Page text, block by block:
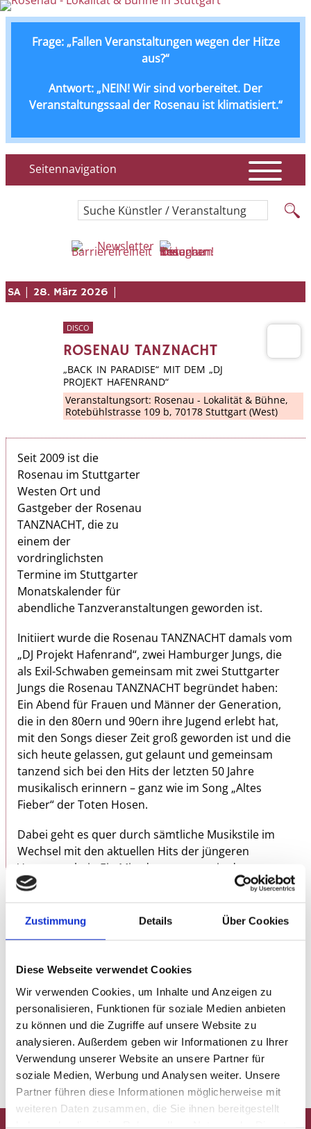
Zustimmung Details Über Cookies
Diese Webseite verwendet Cookies
Wir verwenden Cookies, um Inhalte und Anzeigen zu
personalisieren, Funktionen für soziale Medien anbieten
zu können und die Zugriffe auf unsere Website zu
analysieren. Außerdem geben wir Informationen zu Ihrer
Verwendung unserer Website an unsere Partner für
soziale Medien, Werbung und Analysen weiter. Unsere
Partner führen diese Informationen möglicherweise mit
weiteren Daten zusammen, die Sie ihnen bereitgestellt
Frage: „Fallen Veranstaltungen wegen der Hitze
aus?“
Antwort: „NEIN! Wir sind vorbereitet. Der
Veranstaltungssaal der Rosenau ist klimatisiert.“
Seitennavigation
Suche Künstler / Veranstaltung
Newsletter
SA | 28. März 2026 |
DISCO
ROSENAU TANZNACHT
„BACK IN PARADISE“ MIT DEM „DJ
PROJEKT HAFENRAND“
Veranstaltungsort: Rosenau - Lokalität & Bühne,
Rotebühlstrasse 109 b, 70178 Stuttgart (West)
Seit 2009 ist die
Rosenau im Stuttgarter
Westen Ort und
Gastgeber der Rosenau
TANZNACHT, die zu
einem der
vordringlichsten
Termine im Stuttgarter
Monatskalender für
abendliche Tanzveranstaltungen geworden ist.
Initiiert wurde die Rosenau TANZNACHT damals vom
„DJ Projekt Hafenrand“, zwei Hamburger Jungs, die
als Exil-Schwaben gemeinsam mit zwei Stuttgarter
Jungs die Rosenau TANZNACHT begründet haben:
Ein Abend für Frauen und Männer der Generation,
die in den 80ern und 90ern ihre Jugend erlebt hat,
mit den Songs dieser Zeit groß geworden ist und die
sich heute gelassen, gut gelaunt und gemeinsam
tanzend sich bei den Hits der letzten 50 Jahre
musikalisch erinnern – ganz wie im Song „Altes
Fieber“ der Toten Hosen.
Dabei geht es quer durch sämtliche Musikstile im
Wechsel mit den aktuellen Hits der jüngeren
Vergangenheit. Ein Mix, den es so nur in der
Rosenau gibt.
Auch wenn seit 2014 die Schwaben ohne die
Hanseaten an den Plattentellern stehen – geblieben
Rosenau – im „Wohnzimmer des Westens“ – und das
Rosenau zu Stuttgarts „Großer Freiheit“, zum
kultigen Club, wo Spaß am Tanzen und an der Musik
einzigartig zelebriert wird. Runter vom Sofa, Tanzen
statt Netflix!